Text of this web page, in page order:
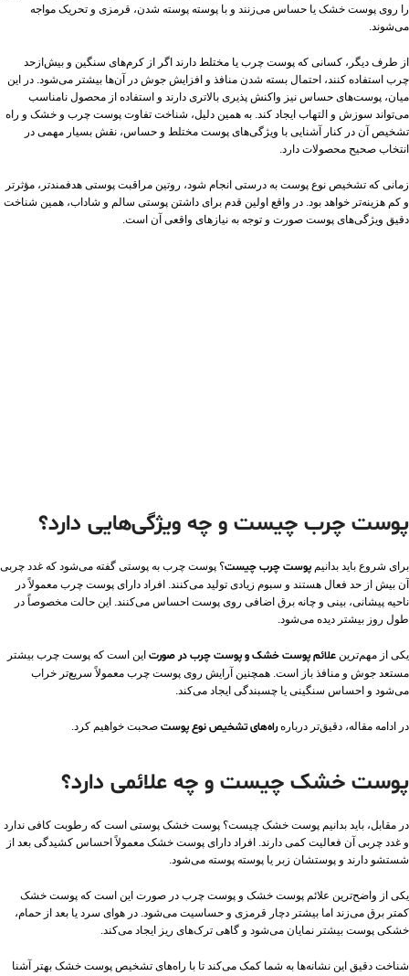
را روی پوست خشک یا حساس می‌زنند و با پوسته‌ پوسته شدن، قرمزی و تحریک مواجه
می‌شوند.
از طرف دیگر، کسانی که پوست چرب یا مختلط دارند اگر از کرم‌های سنگین و بیش‌ازحد
چرب استفاده کنند، احتمال بسته شدن منافذ و افزایش جوش در آن‌ها بیشتر می‌شود. در این
میان، پوست‌های حساس نیز واکنش‌ پذیری بالاتری دارند و استفاده از محصول نامناسب
می‌تواند سوزش و التهاب ایجاد کند. به همین دلیل، شناخت تفاوت پوست چرب و خشک و راه
تشخیص آن در کنار آشنایی با ویژگی‌های پوست مختلط و حساس، نقش بسیار مهمی در
انتخاب صحیح محصولات دارد.
زمانی که تشخیص نوع پوست به‌ درستی انجام شود، روتین مراقبت پوستی هدفمندتر، مؤثرتر
و کم‌ هزینه‌تر خواهد بود. در واقع اولین قدم برای داشتن پوستی سالم و شاداب، همین شناخت
دقیق ویژگی‌های پوست صورت و توجه به نیازهای واقعی آن است.
پوست چرب چیست و چه ویژگی‌هایی دارد؟
برای شروع باید بدانیم پوست چرب چیست؟ پوست چرب به پوستی گفته می‌شود که غدد چربی
آن بیش از حد فعال هستند و سبوم زیادی تولید می‌کنند. افراد دارای پوست چرب معمولاً در
ناحیه پیشانی، بینی و چانه برق اضافی روی پوست احساس می‌کنند. این حالت مخصوصاً در
طول روز بیشتر دیده می‌شود.
یکی از مهم‌ترین علائم پوست خشک و پوست چرب در صورت این است که پوست چرب بیشتر
مستعد جوش و منافذ باز است. همچنین آرایش روی پوست چرب معمولاً سریع‌تر خراب
می‌شود و احساس سنگینی یا چسبندگی ایجاد می‌کند.
در ادامه مقاله، دقیق‌تر درباره راه‌های تشخیص نوع پوست صحبت خواهیم کرد.
پوست خشک چیست و چه علائمی دارد؟
در مقابل، باید بدانیم پوست خشک چیست؟ پوست خشک پوستی است که رطوبت کافی ندارد
و غدد چربی آن فعالیت کمی دارند. افراد دارای پوست خشک معمولاً احساس کشیدگی بعد از
شستشو دارند و پوستشان زبر یا پوسته‌ پوسته می‌شود.
یکی از واضح‌ترین علائم پوست خشک و پوست چرب در صورت این است که پوست خشک
کمتر برق می‌زند اما بیشتر دچار قرمزی و حساسیت می‌شود. در هوای سرد یا بعد از حمام،
خشکی پوست بیشتر نمایان می‌شود و گاهی ترک‌های ریز ایجاد می‌کند.
شناخت دقیق این نشانه‌ها به شما کمک می‌کند تا با راه‌های تشخیص پوست خشک بهتر آشنا